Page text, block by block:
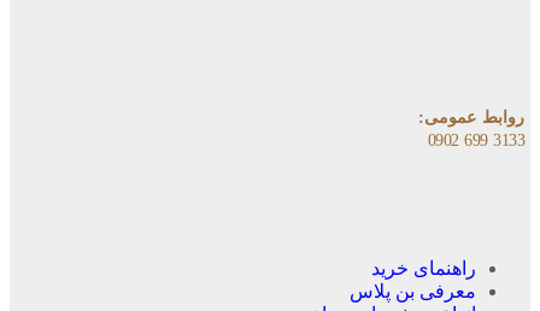
روابط عمومی:
3133 699 0902​
راهنمای خرید
معرفی بن پلاس